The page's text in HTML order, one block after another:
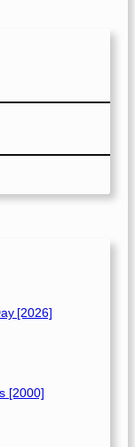
[2026]
[2000]